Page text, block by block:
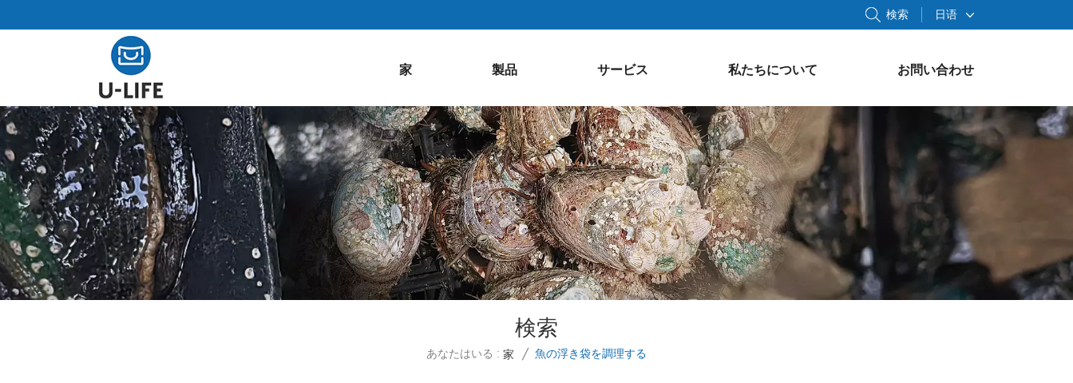
日语
検索
家 製品 サービス 私たちについて お問い合わせ
検索
あなたはいる : 家 / 魚の浮き袋を調理する